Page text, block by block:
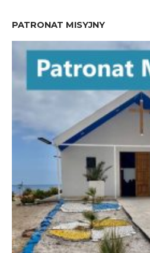
PATRONAT MISYJNY